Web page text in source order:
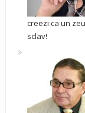
creezi ca un
sclav!